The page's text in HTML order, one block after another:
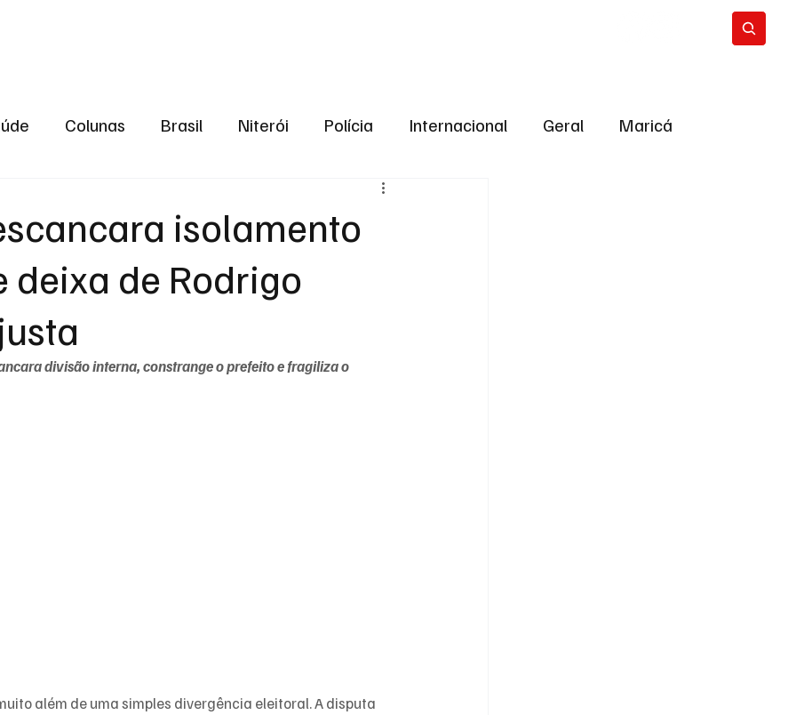
Colunas Brasil Niterói Polícia Internacional Geral Maricá
Região Metropolitana
serrana Economia Zona Norte
isolamento
deixa de Rodrigo
divisão interna, constrange o prefeito e fragiliza o
além de uma simples divergência eleitoral. A disputa